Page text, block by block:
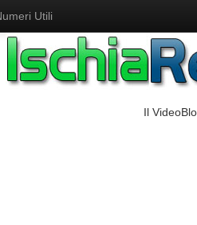
Utili
Il